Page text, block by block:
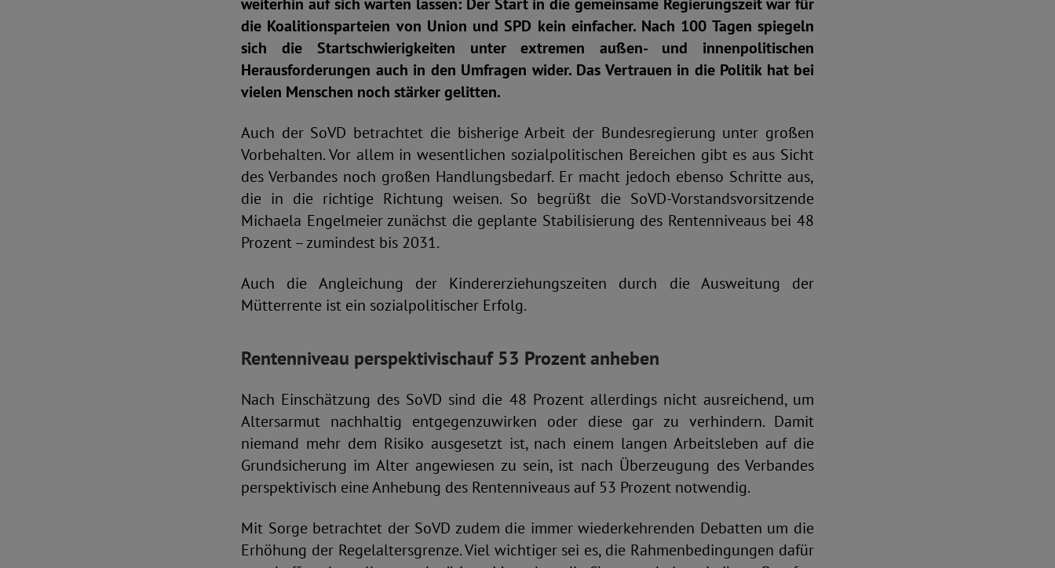
die Koalitionsparteien von Union und SPD kein einfacher. Nach 100 Tagen spiegeln
sich die Startschwierigkeiten unter extremen außen- und innenpolitischen
Herausforderungen auch in den Umfragen wider. Das Vertrauen in die Politik hat bei
vielen Menschen noch stärker gelitten.
Auch der SoVD betrachtet die bisherige Arbeit der Bundesregierung unter großen
Vorbehalten. Vor allem in wesentlichen sozialpolitischen Bereichen gibt es aus Sicht
des Verbandes noch großen Handlungsbedarf. Er macht jedoch ebenso Schritte aus,
die in die richtige Richtung weisen. So begrüßt die SoVD-Vorstandsvorsitzende
Michaela Engelmeier zunächst die geplante Stabilisierung des Rentenniveaus bei 48
Prozent – zumindest bis 2031.
Auch die Angleichung der Kindererziehungszeiten durch die Ausweitung der
Mütterrente ist ein sozialpolitischer Erfolg.
Rentenniveau perspektivischauf 53 Prozent anheben
Nach Einschätzung des SoVD sind die 48 Prozent allerdings nicht ausreichend, um
Altersarmut nachhaltig entgegenzuwirken oder diese gar zu verhindern. Damit
niemand mehr dem Risiko ausgesetzt ist, nach einem langen Arbeitsleben auf die
Grundsicherung im Alter angewiesen zu sein, ist nach Überzeugung des Verbandes
perspektivisch eine Anhebung des Rentenniveaus auf 53 Prozent notwendig.
Mit Sorge betrachtet der SoVD zudem die immer wiederkehrenden Debatten um die
Erhöhung der Regelaltersgrenze. Viel wichtiger sei es, die Rahmenbedingungen dafür